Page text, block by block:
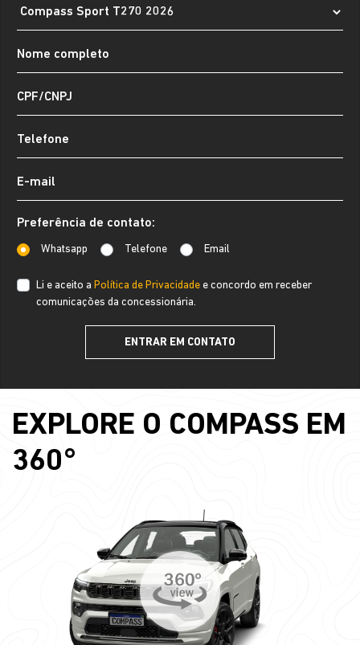
Preferência de contato:
Whatsapp Telefone Email
Li e aceito a Política de Privacidade e concordo em receber
comunicações da concessionária.
ENTRAR EM CONTATO
EXPLORE O COMPASS EM
360°